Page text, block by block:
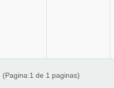
(Pagina:1 de 1 paginas)